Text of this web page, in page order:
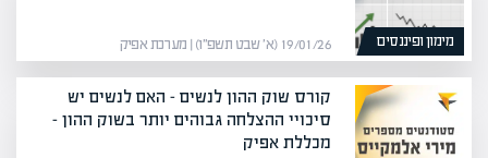
מימון ופיננסים 19/01/26 (א׳ שבט תשפ״ו) | מערכת אפיק
קורס שוק ההון לנשים – האם לנשים יש
סיכויי ההצלחה גבוהים יותר בשוק ההון –
מכללת אפיק